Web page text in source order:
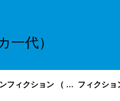
一代）
ノンフィクション （ nonfiction ） あいうえお順